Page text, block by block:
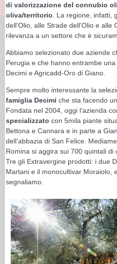
di valorizzazione del connubio
oliva/territorio . La regione, infatti,
dell’Olio, alle Strade dell’Olio e alle
rilevanza a un settore che è
Abbiamo selezionato due aziende
Perugia e che hanno entrambe
Decimi e Agricadd-Oro di Giano.
Sempre molto interessante la
famiglia Decimi che sta facendo
Fondata nel 2004, oggi l’azienda
specializzato con 5mila piante
Bettona e Cannara e in parte a
dell’abbazia di San Felice.
Romina si aggira sui 700 quintali di
Tre gli Extravergine prodotti: i due
Martani e il monocultivar Moraiolo,
segnaliamo.